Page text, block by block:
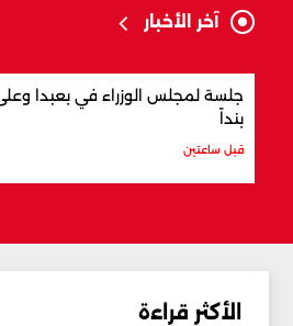
آخر الأخبار
بنداً
قبل ساعتين
الأكثر قراءة